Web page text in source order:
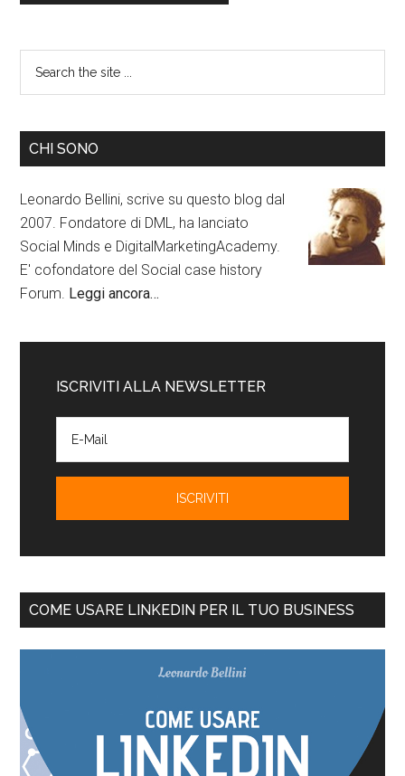
CHI SONO
Leonardo Bellini, scrive su questo blog dal
2007. Fondatore di DML, ha lanciato
Social Minds e DigitalMarketingAcademy.
E' cofondatore del Social case history
Forum. Leggi ancora…
ISCRIVITI ALLA NEWSLETTER
COME USARE LINKEDIN PER IL TUO BUSINESS